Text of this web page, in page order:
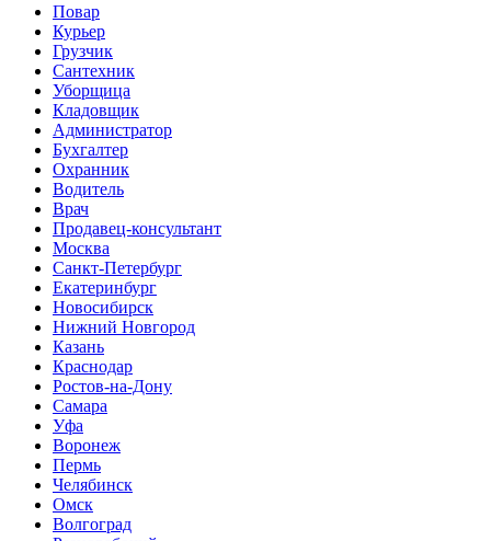
Повар
Курьер
Грузчик
Сантехник
Уборщица
Кладовщик
Администратор
Бухгалтер
Охранник
Водитель
Врач
Продавец-консультант
Москва
Санкт-Петербург
Екатеринбург
Новосибирск
Нижний Новгород
Казань
Краснодар
Ростов-на-Дону
Самара
Уфа
Воронеж
Пермь
Челябинск
Омск
Волгоград